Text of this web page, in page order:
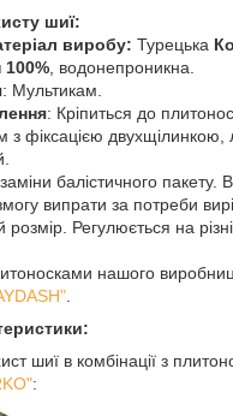
шиї:
виробу: Турецька
100% , водонепроникна.
: Мультикам.
: Кріпиться до
фіксацією двухщілинкою,
балістичного пакету.
випрати за потреби
розмір. Регулюється на
нашого
шиї в комбінації з
: